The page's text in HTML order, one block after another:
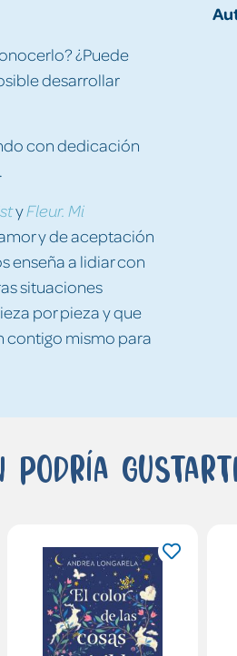
¿Puede
desarrollar
con dedicación
yFleur. Mi
y de aceptación
enseña a lidiar con
situaciones
por pieza y que
contigo mismo para
podría